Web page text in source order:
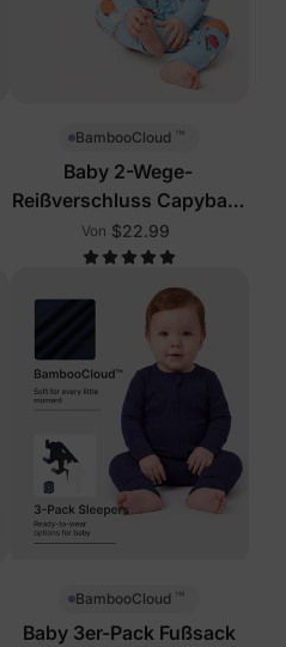
BambooCloud ™
Baby 2-Wege-
Reißverschluss Capybara
Strampler
Von $22.99
BambooCloud ™
Baby 3er-Pack Fußsack